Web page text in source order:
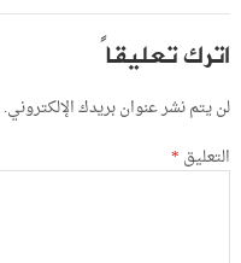
اترك تعليقاً
لن يتم نشر عنوان بريدك الإلكتروني.
التعليق *